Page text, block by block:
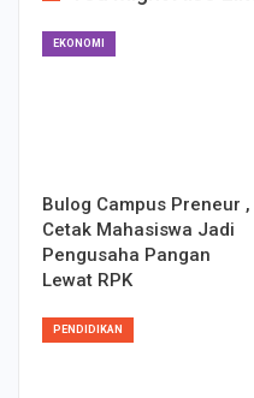
EKONOMI
Bulog Campus Preneur ,
Cetak Mahasiswa Jadi
Pengusaha Pangan
Lewat RPK
PENDIDIKAN